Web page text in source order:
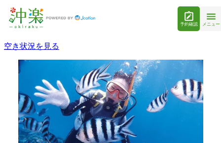
予約確認 メニュー
空き状況を見る